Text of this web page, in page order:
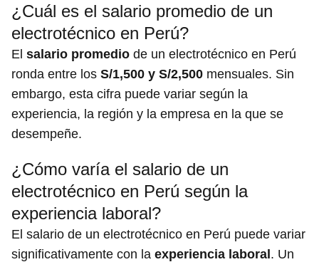
¿Cuál es el salario promedio de un
electrotécnico en Perú?
El salario promedio de un electrotécnico en Perú
ronda entre los S/1,500 y S/2,500 mensuales. Sin
embargo, esta cifra puede variar según la
experiencia, la región y la empresa en la que se
desempeñe.
¿Cómo varía el salario de un
electrotécnico en Perú según la
experiencia laboral?
El salario de un electrotécnico en Perú puede variar
significativamente con la experiencia laboral. Un